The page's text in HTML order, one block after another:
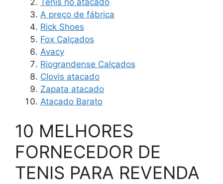
A preço de fábrica
Rick Shoes
Fox Calçados
Avacy
Riograndense Calçados
Clovis atacado
Zapata atacado
Atacado Barato
10 MELHORES
FORNECEDOR DE
TENIS PARA REVENDA